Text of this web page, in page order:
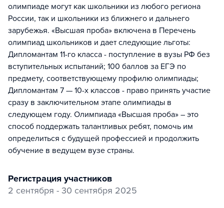
олимпиаде могут как школьники из любого региона
России, так и школьники из ближнего и дальнего
зарубежья. «Высшая проба» включена в Перечень
олимпиад школьников и дает следующие льготы:
Дипломантам 11-го класса - поступление в вузы РФ без
вступительных испытаний; 100 баллов за ЕГЭ по
предмету, соответствующему профилю олимпиады;
Дипломантам 7 — 10-х классов - право принять участие
сразу в заключительном этапе олимпиады в
следующем году. Олимпиада «Высшая проба» – это
способ поддержать талантливых ребят, помочь им
определиться с будущей профессией и продолжить
обучение в ведущем вузе страны.
регистрация участников
2 сентября - 30 сентября 2025